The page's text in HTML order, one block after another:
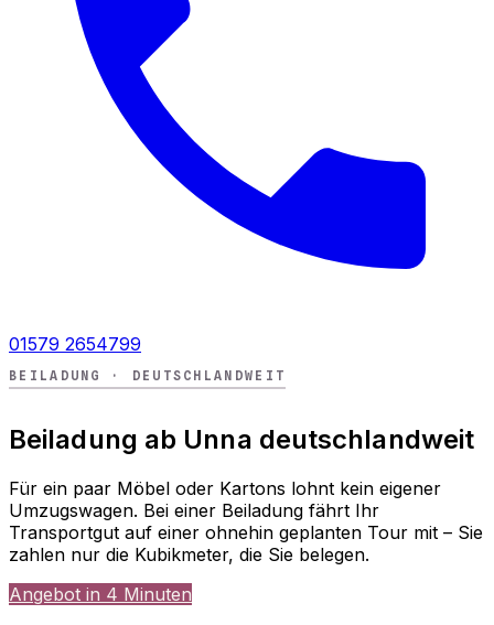
01579 2654799
BEILADUNG · DEUTSCHLANDWEIT
Beiladung ab Unna deutschlandweit
Für ein paar Möbel oder Kartons lohnt kein eigener
Umzugswagen. Bei einer Beiladung fährt Ihr
Transportgut auf einer ohnehin geplanten Tour mit – Sie
zahlen nur die Kubikmeter, die Sie belegen.
Angebot in 4 Minuten